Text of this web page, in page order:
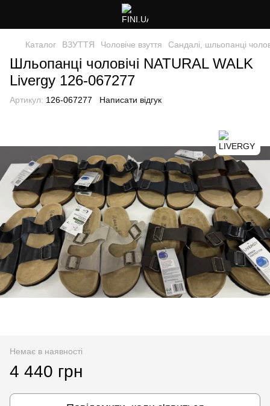
Каталог ВЗУТТЯ Чоловіче взуття Сандалі, шльопанці
Шльопанці чоловічі NATURAL WALK
Livergy 126-067277
Артикул: 126-067277 Написати відгук
Немає в наявності
4 440 грн